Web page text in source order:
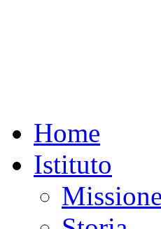
Home
Istituto
Missione